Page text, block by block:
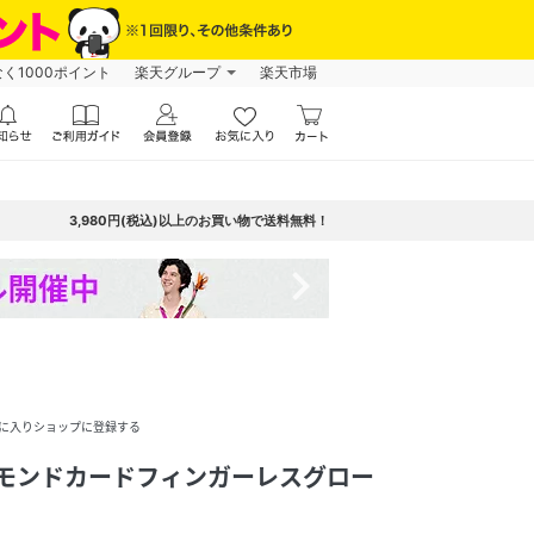
1000ポイント 楽天グループ 楽天市場
3,980円(税込)以上のお買い物で送料無料！
入りショップに登録する
ドカードフィンガーレスグロー